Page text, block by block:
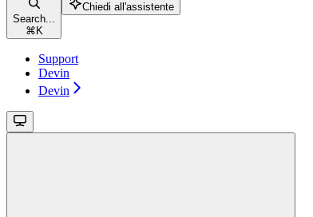
Search...
⌘ K
Chiedi all'assistente
Support
Devin
Devin